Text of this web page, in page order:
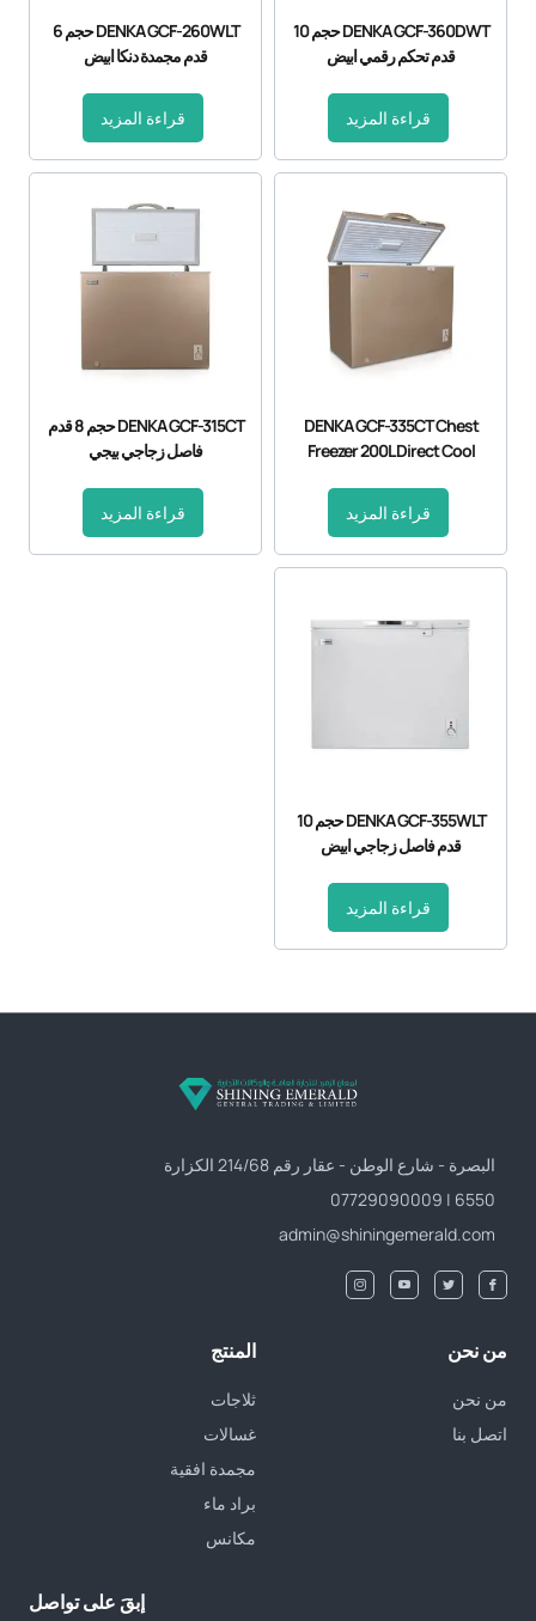
DENKA GCF-360DWT حجم 10
قدم تحكم رقمي ابيض
قراءة المزيد
DENKA GCF-260WLT حجم 6
قدم مجمدة دنكا ابيض
قراءة المزيد
DENKA GCF-335CT Chest
Freezer 200L Direct Cool
قراءة المزيد
DENKA GCF-315CT حجم 8 قدم
فاصل زجاجي بيجي
قراءة المزيد
DENKA GCF-355WLT حجم 10
قدم فاصل زجاجي ابيض
قراءة المزيد
البصرة - شارع الوطن - عقار رقم 214/68 الكزارة
6550 | 07729090009
admin@shiningemerald.com
من نحن
من نحن
اتصل بنا
المنتج
ثلاجات
غسالات
مجمدة افقية
براد ماء
مكانس
إبقَ على تواصل